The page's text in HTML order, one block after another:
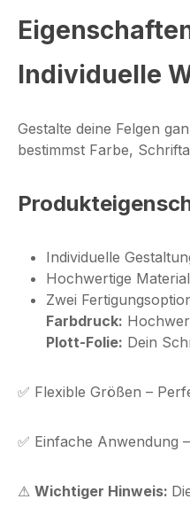
Individuelle
Gestalte deine Felgen
bestimmst Farbe,
Individuelle
Hochwertige
Zwei
Farbdruck:
Plott-Folie: Dein
✅ Flexible Größen –
✅ Einfache Anwendung
⚠ Wichtiger Hinweis: